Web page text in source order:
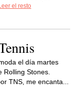
el resto
el día martes
Stones.
TNS, me encanta...